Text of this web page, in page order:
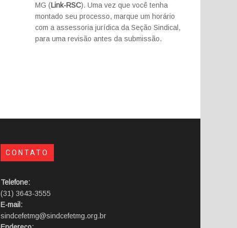
MG (Link-RSC). Uma vez que você tenha
montado seu processo, marque um horário
com a assessoria jurídica da Seção Sindical,
para uma revisão antes da submissão.
CONTATO
Telefone:
(31) 3643-3555
E-mail:
sindcefetmg@sindcefetmg.org.br